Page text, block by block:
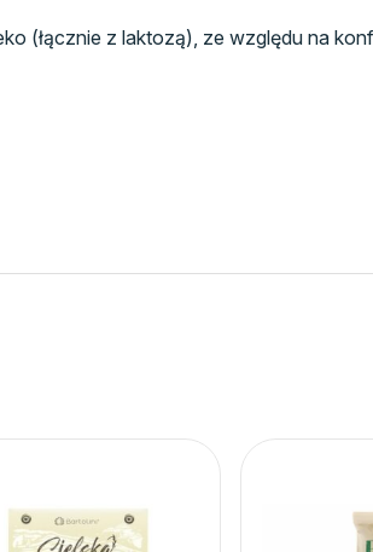
(łącznie z laktozą), ze względu na